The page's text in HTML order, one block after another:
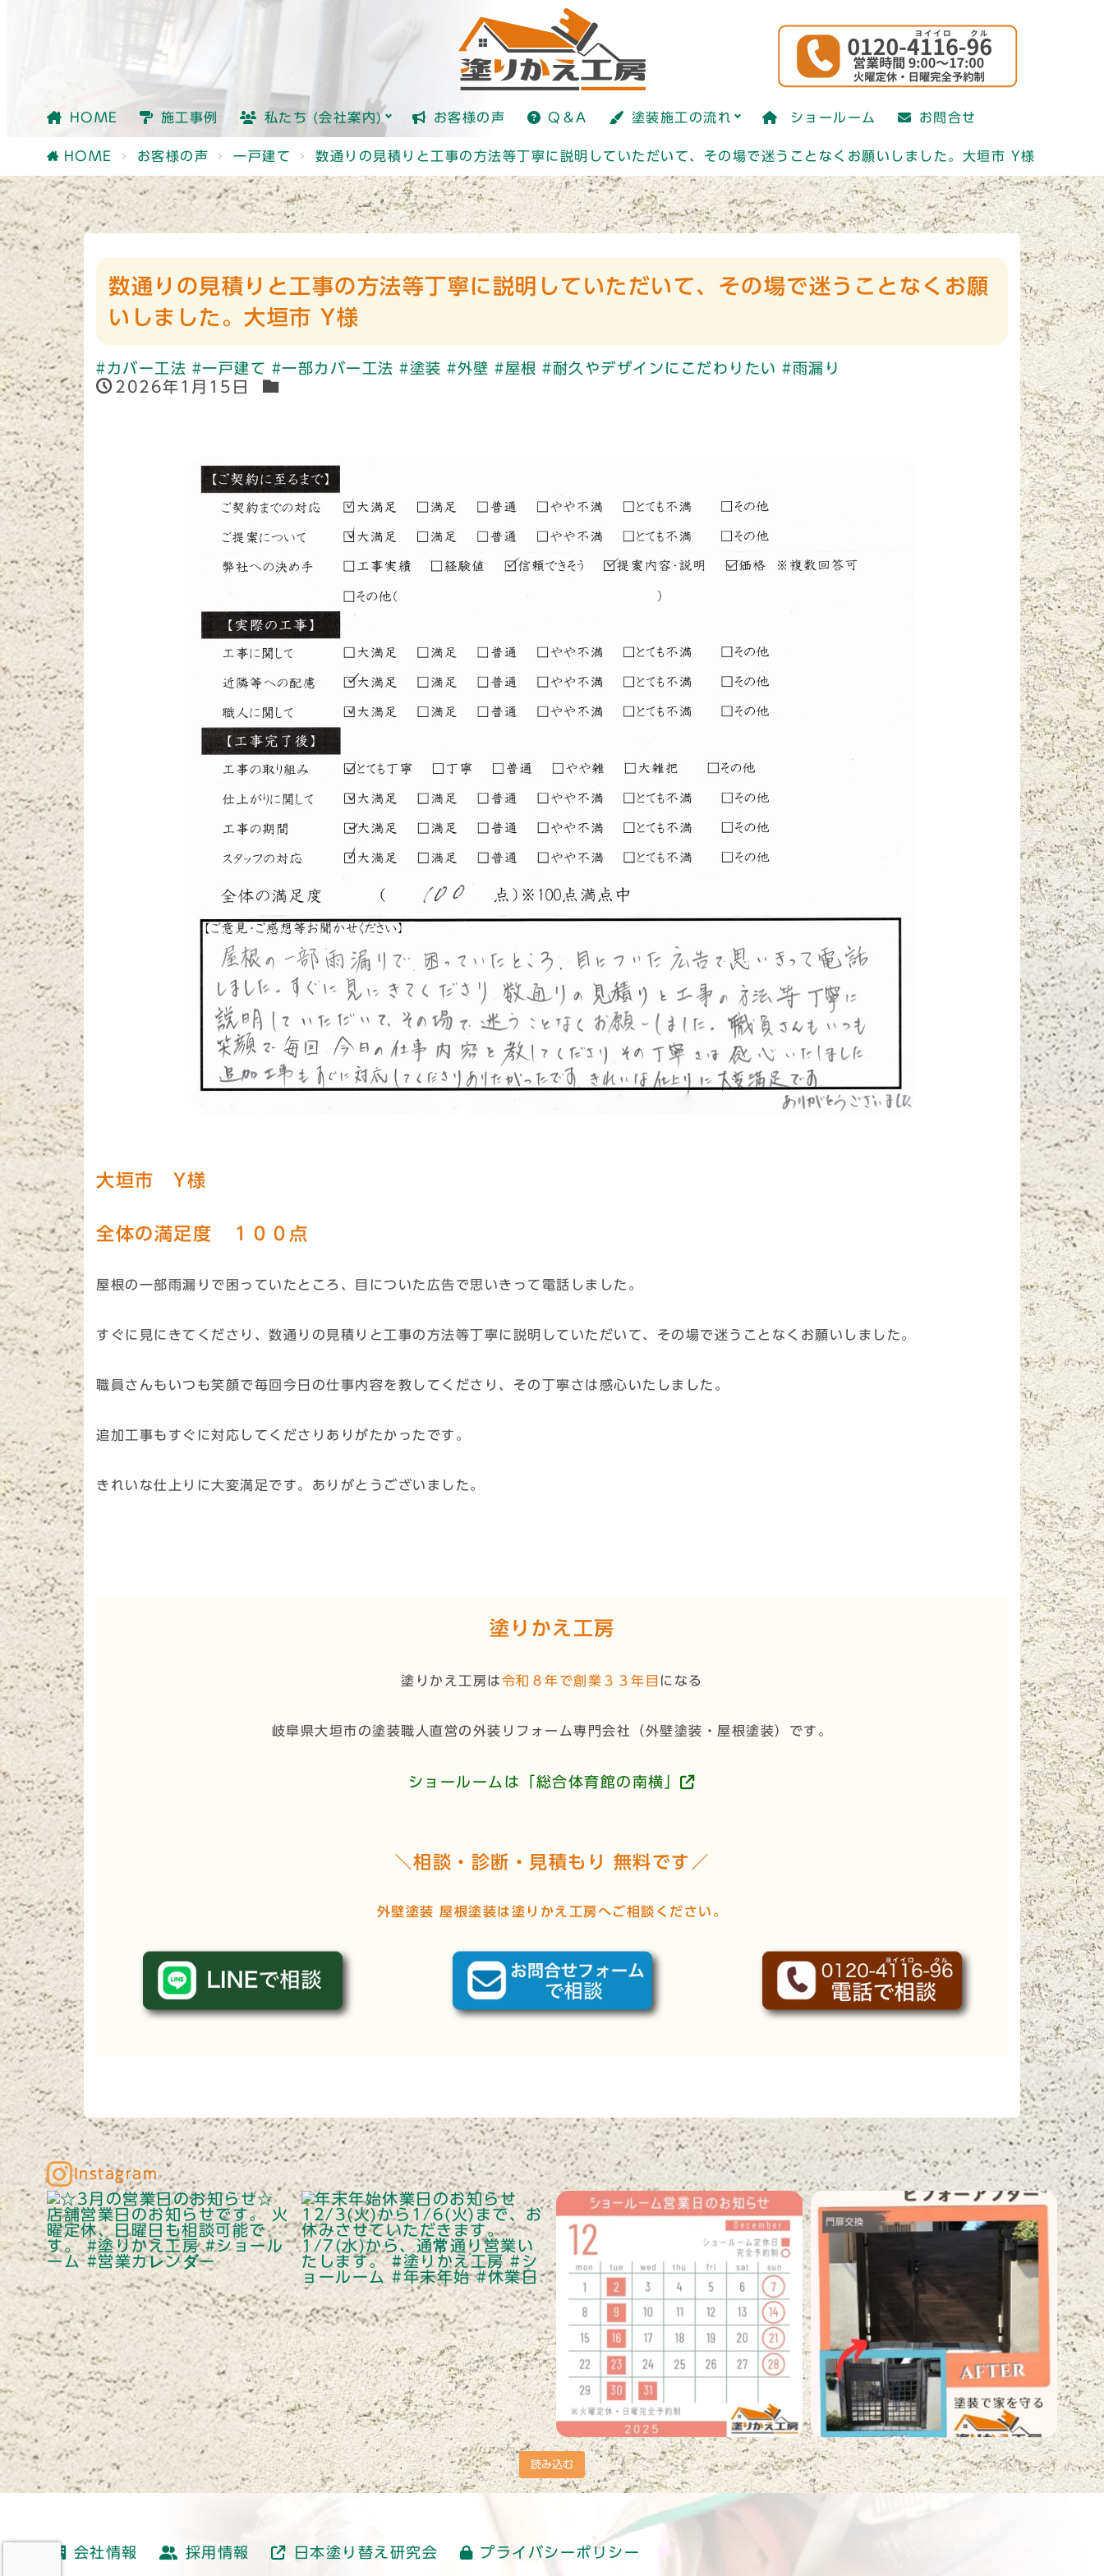
HOME 施工事例 私たち (会社案内)
他社との違い
社員紹介
会社情報
お客様の声 Q＆A 塗装施工の流れ
塗装とは？
ショールーム お問合せ
HOME お客様の声 一戸建て 数通りの見積りと工事の方法等丁寧に説明していただいて、その場で迷うことなくお願いしました。大垣市 Y様
数通りの見積りと工事の方法等丁寧に説明していただいて、その場で迷うことなくお願
いしました。大垣市 Y様
#カバー工法 #一戸建て #一部カバー工法 #塗装 #外壁 #屋根 #耐久やデザインにこだわりたい #雨漏り
2026年1月15日
大垣市 Y様
全体の満足度 １００点
屋根の一部雨漏りで困っていたところ、目についた広告で思いきって電話しました。
すぐに見にきてくださり、数通りの見積りと工事の方法等丁寧に説明していただいて、その場で迷うことなくお願いしました。
職員さんもいつも笑顔で毎回今日の仕事内容を教してくださり、その丁寧さは感心いたしました。
追加工事もすぐに対応してくださりありがたかったです。
きれいな仕上りに大変満足です。ありがとうございました。
塗りかえ工房
塗りかえ工房は令和８年で創業３３年目 になる
岐阜県大垣市の塗装職人直営の外装リフォーム専門会社（外壁塗装・屋根塗装）です。
ショールームは「総合体育館の南横」
＼相談・診断・見積もり 無料です／
外壁塗装 屋根塗装は塗りかえ工房へご相談ください。
Instagram
読み込む
会社情報 採用情報 日本塗り替え研究会 プライバシーポリシー